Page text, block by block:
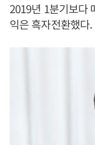
2019년 1분기보다
익은 흑자전환했다.